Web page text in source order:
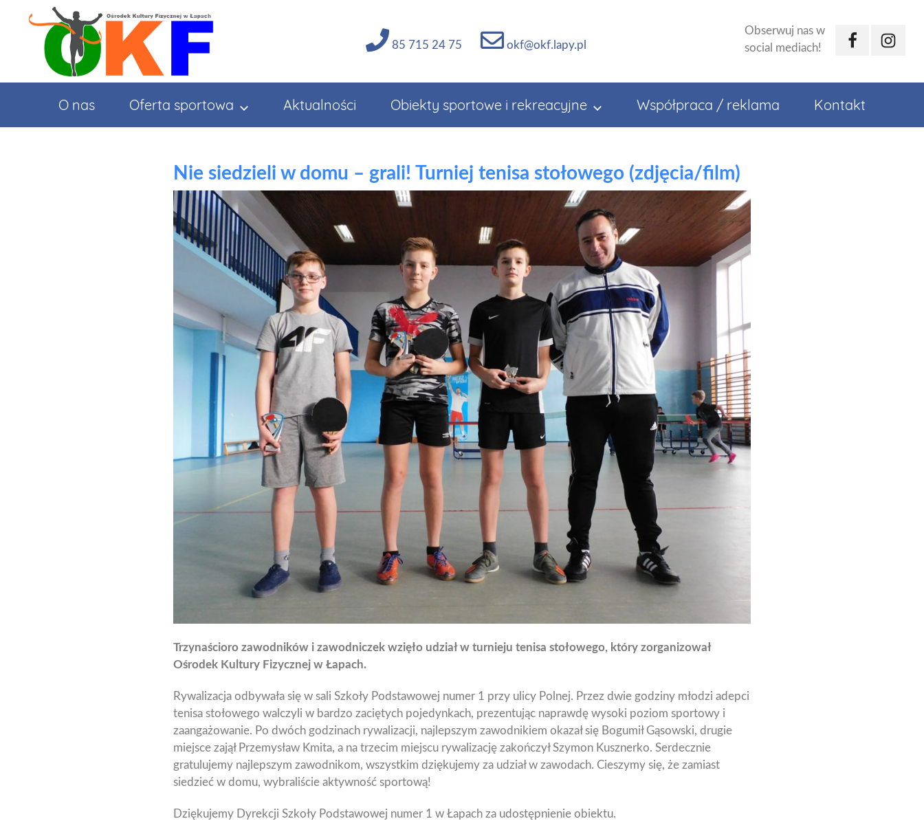
85 715 24 75 okf@okf.lapy.pl
Obserwuj nas w
social mediach!
Facebook
O nas Oferta sportowa Aktualności Obiekty sportowe i rekreacyjne Współpraca / reklama Kontakt
Nie siedzieli w domu – grali! Turniej tenisa stołowego (zdjęcia/film)
Trzynaścioro zawodników i zawodniczek wzięło udział w turnieju tenisa stołowego, który zorganizował
Ośrodek Kultury Fizycznej w Łapach.
Rywalizacja odbywała się w sali Szkoły Podstawowej numer 1 przy ulicy Polnej. Przez dwie godziny młodzi adepci
tenisa stołowego walczyli w bardzo zaciętych pojedynkach, prezentując naprawdę wysoki poziom sportowy i
zaangażowanie. Po dwóch godzinach rywalizacji, najlepszym zawodnikiem okazał się Bogumił Gąsowski, drugie
miejsce zajął Przemysław Kmita, a na trzecim miejscu rywalizację zakończył Szymon Kusznerko. Serdecznie
gratulujemy najlepszym zawodnikom, wszystkim dziękujemy za udział w zawodach. Cieszymy się, że zamiast
siedzieć w domu, wybraliście aktywność sportową!
Dziękujemy Dyrekcji Szkoły Podstawowej numer 1 w Łapach za udostępnienie obiektu.